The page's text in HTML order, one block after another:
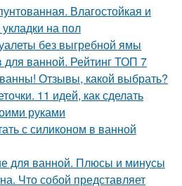
Влагостойкая и
на пол
без выгребной ямы
для ванной. Рейтинг ТОП 7
Отзывы, какой выбрать?
11 идей, как сделать
руками
с силиконом в ванной
для ванной. Плюсы и минусы
Что собой представляет